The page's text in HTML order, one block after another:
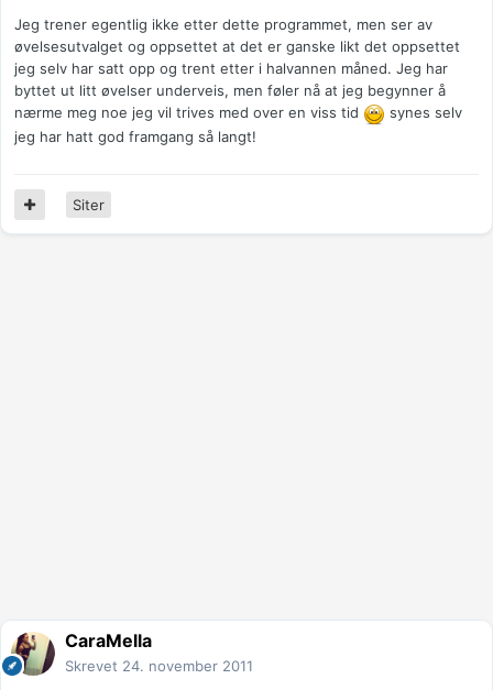
Jeg trener egentlig ikke etter dette programmet, men ser av
øvelsesutvalget og oppsettet at det er ganske likt det oppsettet
jeg selv har satt opp og trent etter i halvannen måned. Jeg har
byttet ut litt øvelser underveis, men føler nå at jeg begynner å
nærme meg noe jeg vil trives med over en viss tid
synes selv
jeg har hatt god framgang så langt!
Siter
CaraMella
Skrevet 24. november 2011